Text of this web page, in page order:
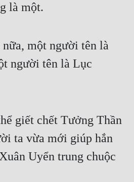
là một.
một người tên là
người tên là Lục
giết chết Tưởng Thần
ta vừa mới giúp hắn
Uyển trung chuộc